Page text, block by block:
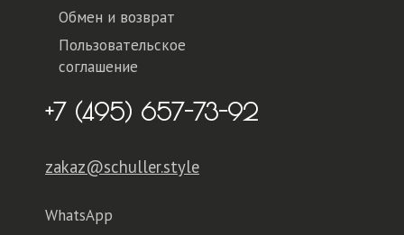
Обмен и возврат
Пользовательское
соглашение
+7 (495) 657-73-92
zakaz@schuller.style
WhatsApp